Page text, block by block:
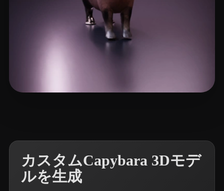
カスタムCapybara 3Dモデ
ルを生成